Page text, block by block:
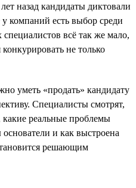
назад кандидаты диктовали
у компаний есть выбор среди
всё так же мало,
не только
уметь «продать» кандидату
Специалисты смотрят,
какие реальные проблемы
и как выстроена
решающим